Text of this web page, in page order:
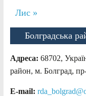
Лис »
Болградська
Адреса: 68702,
район, м. Болград,
E-mail: